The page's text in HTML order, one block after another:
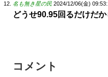
名も無き星の民 2024/12/06(金)
どうせ90.95回るだけだ
コメント